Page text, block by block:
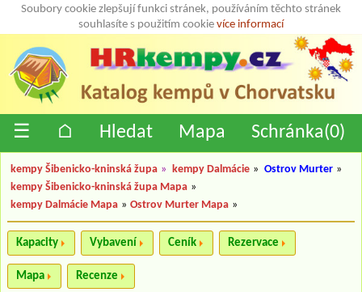
Soubory cookie zlepšují funkci stránek, používáním těchto stránek
souhlasíte s použitím cookie více informací
☰ ⌂ Hledat Mapa Schránka(0)
kempy Šibenicko-kninská župa » kempy Dalmácie » Ostrov Murter »
kempy Šibenicko-kninská župa Mapa »
kempy Dalmácie Mapa » Ostrov Murter Mapa »
Kapacity Vybavení Ceník Rezervace
Mapa Recenze